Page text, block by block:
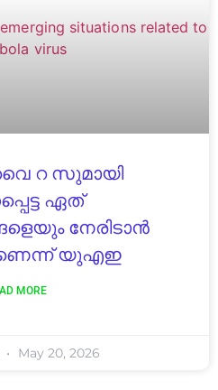
റ സുമായി
ഏത്
നേരിടാൻ
യുഎഇ
MORE
May 20, 2026